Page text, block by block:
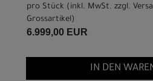
pro Stück (inkl. MwSt. zzgl.
Grossartikel)
6.999,00 EUR
IN DEN